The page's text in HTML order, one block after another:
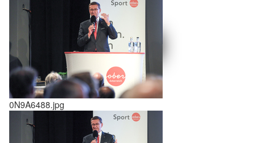
schließen X
<< >>
0N9A6488.jpg